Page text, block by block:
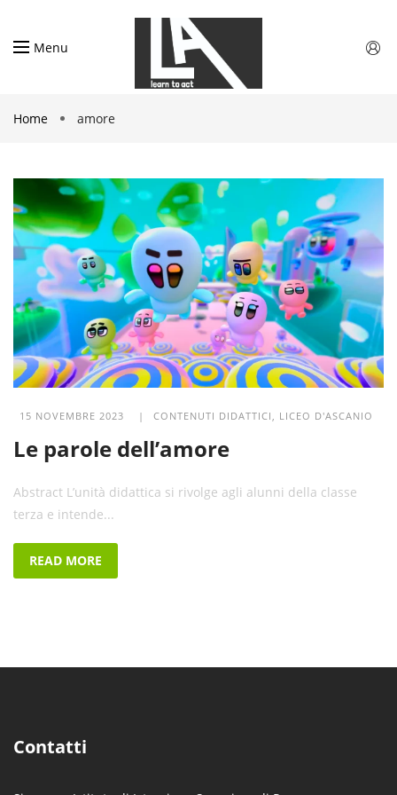
Menu
Home amore
15 NOVEMBRE 2023 | CONTENUTI DIDATTICI LICEO D'ASCANIO
Le parole dell’amore
Abstract L’unità didattica si rivolge agli alunni della classe
terza e intende...
READ MORE
Contatti